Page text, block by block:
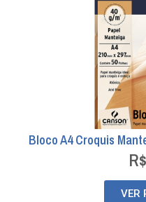
Bloco A4 Croquis
R$
VER